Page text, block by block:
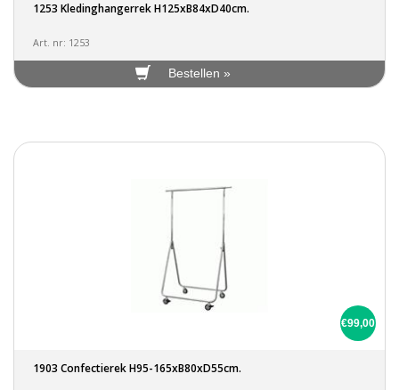
1253 Kledinghangerrek H125xB84xD40cm.
Art. nr: 1253
Bestellen »
€99,00
1903 Confectierek H95-165xB80xD55cm.